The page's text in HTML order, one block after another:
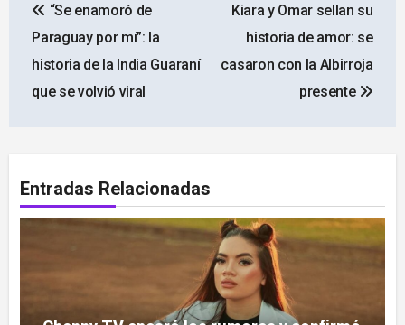
de
entradas
“Se enamoró de
Paraguay por mí”: la
historia de la India Guaraní
que se volvió viral
Kiara y Omar sellan su
historia de amor: se
casaron con la Albirroja
presente
Entradas Relacionadas